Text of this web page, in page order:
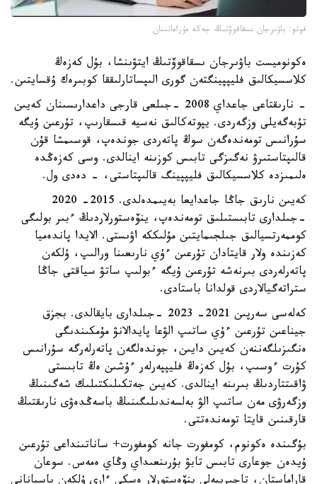
فوتو: باۋىرجان ىسقاقوۆتىڭ جەكە مۇراعاتىنان
ەكونوميست باۋىرجان ىسقاقوۆتىڭ ايتۋىنشا، بۇل كەزەڭ
كلاسسيكالىق فليپپينگتەن گورى الىپساتارلىققا كوبىرەك ۇقسايتىن.
- نارىقتاعى جاعداي 2008 -جىلعى قارجى داعدارىسىنان كەيىن
تۇبەگەيلى وزگەردى. يپوتەكالىق نەسيە قىسقارىپ، تۇرعىن ۇيگە
سۇرانىس تومەندەگەن سوڭ پاتەردى جوندەپ، قوسىمشا قۇن
قالىپتاستىرۋ نەگىزگى تابىس كوزىنە اينالدى. وسى كەزەڭدە
ەلىمىزدە كلاسسيكالىق فليپپينگ قالىپتاستى، - دەدى ول.
كەيىن نارىق جاڭا جاعدايعا بەيىمدەلدى. 2015- 2020
-جىلدارى تابىستىلىق تومەندەپ، ينۆەستورلاردىڭ ءبىر بولىگى
كوممەرتسيالىق جىلجىمايتىن مۇلىككە اۋىستى. الايدا پاندەميا
كەزىندە ولار قايتادان تۇرعىن ءۇي نارىعىنا ورالىپ، ۇلكەن
پاتەرلەردى بىرنەشە تۇرعىن ۇيگە ءبولىپ ساتۋ سياقتى جاڭا
ستراتەگيالاردى قولدانا باستادى.
كەلەسى سەرپىن 2021- 2023 -جىلدارى بايقالدى. بجزق
جيناعىن تۇرعىن ءۇي ساتىپ الۋعا پايدالانۋ مۇمكىندىگى
ەنگىزىلگەننەن كەيىن دايىن، جوندەلگەن پاتەرلەرگە سۇرانىس
كۇرت ءوسىپ، بۇل كەزەڭ فليپپەرلەر ءۇشىن ەڭ تابىستى
ۋاقىتتاردىڭ بىرىنە اينالدى. كەيىن جەتكىلىكتىلىك شەگىنىڭ
وزگەرۋى مەن ساتىپ الۋ بەلسەندىلىگىنىڭ باسەڭدەۋى نارىقتىڭ
قارقىنىن قايتا تومەندەتتى.
بۇگىندە ەكونوم، كومفورت جانە كومفورت+ ساناتىنداعى تۇرعىن
ۇيدەن جوعارى تابىس تابۋ بۇرىنعىداي وڭاي ەمەس. سوعان